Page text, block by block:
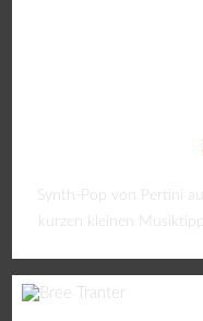
Synth-Pop von Pertini
kurzen kleinen